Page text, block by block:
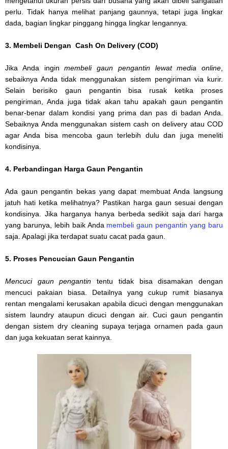
perlu. Tidak hanya melihat panjang gaunnya, tetapi juga lingkar
dada, bagian lingkar pinggang hingga lingkar lengannya.
3. Membeli Dengan Cash On Delivery (COD)
Jika Anda inginmembeli gaun pengantin lewat media online
sebaiknya Anda tidak menggunakan sistem pengiriman via kurir.
Selain berisiko gaun pengantin bisa rusak ketika proses
pengiriman, Anda juga tidak akan tahu apakah gaun pengantin
benar-benar dalam kondisi yang prima dan pas di badan Anda.
Sebaiknya Anda menggunakan sistem cash on delivery atau COD
agar Anda bisa mencoba gaun terlebih dulu dan juga meneliti
kondisinya.
4. Perbandingan Harga Gaun Pengantin
Ada gaun pengantin bekas yang dapat membuat Anda langsung
jatuh hati ketika melihatnya? Pastikan harga gaun sesuai dengan
kondisinya. Jika harganya hanya berbeda sedikit saja dari harga
yang barunya, lebih baik Anda membeli gaun pengantin yang baru
saja. Apalagi jika terdapat suatu cacat pada gaun.
5. Proses Pencucian Gaun Pengantin
Mencuci gaun pengantin tentu tidak bisa disamakan dengan
mencuci pakaian biasa. Detailnya yang cukup rumit biasanya
rentan mengalami kerusakan apabila dicuci dengan menggunakan
sistem laundry ataupun dicuci dengan air. Cuci gaun pengantin
dengan sistem dry cleaning supaya terjaga ornamen pada gaun
dan juga kekuatan serat kainnya.